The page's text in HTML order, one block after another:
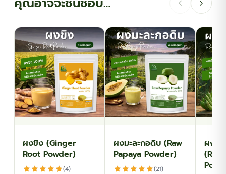
ผงขิง (Ginger
Root Powder)
(4)
ผงมะละกอดิบ (Raw
Papaya Powder)
(21)
ผงกล้